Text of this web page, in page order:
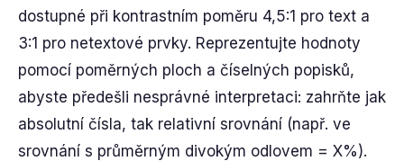
dostupné při kontrastním poměru 4,5:1 pro text a
3:1 pro netextové prvky. Reprezentujte hodnoty
pomocí poměrných ploch a číselných popisků,
abyste předešli nesprávné interpretaci: zahrňte jak
absolutní čísla, tak relativní srovnání (např. ve
srovnání s průměrným divokým odlovem = X%).